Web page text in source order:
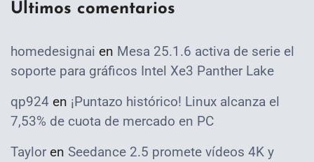
Ultimos comentarios
homedesignai en Mesa 25.1.6 activa de serie el
soporte para gráficos Intel Xe3 Panther Lake
qp924 en ¡Puntazo histórico! Linux alcanza el
7,53% de cuota de mercado en PC
Taylor en Seedance 2.5 promete vídeos 4K y